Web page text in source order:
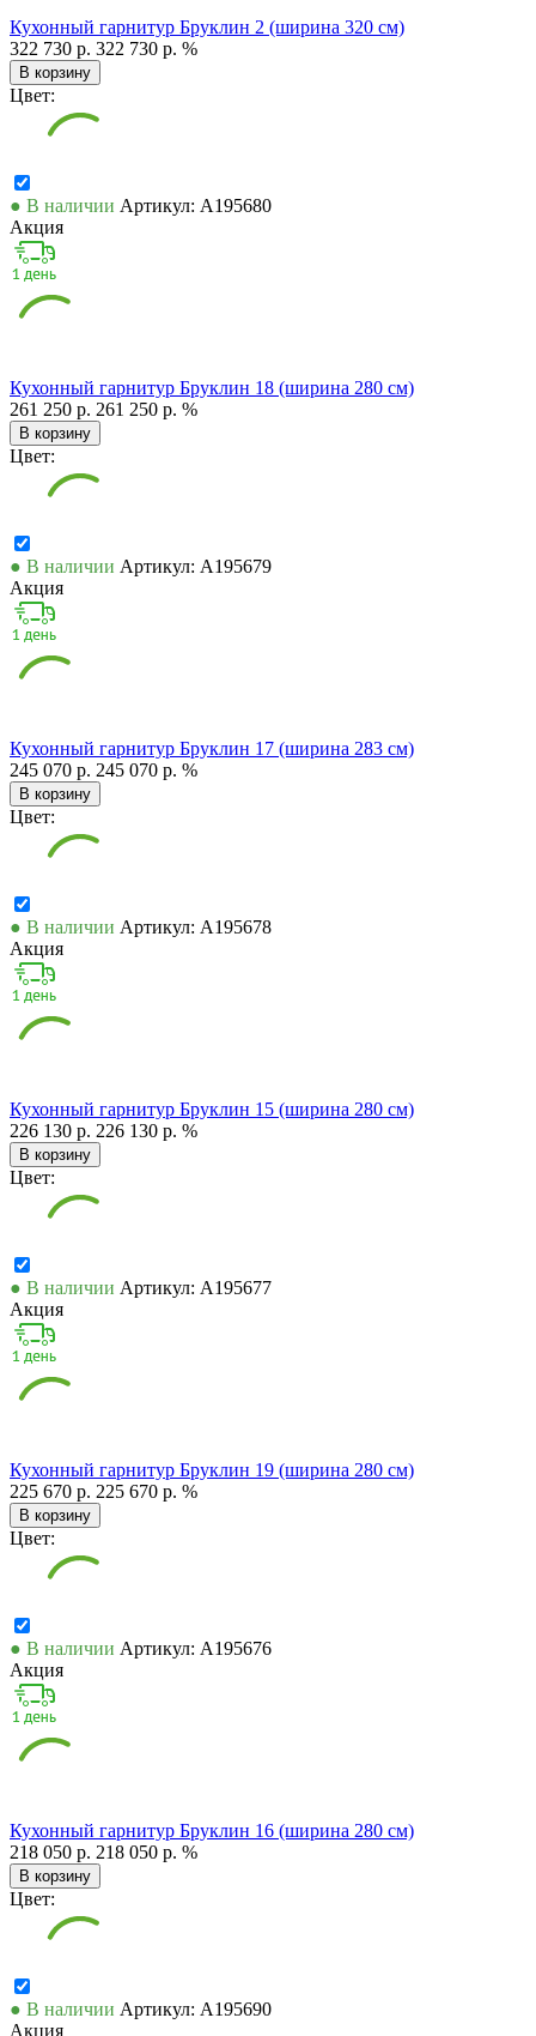
Кухонный гарнитур Бруклин 2 (ширина 320 см)
322 730 р. 322 730 р. %
В корзину
Цвет:
● В наличии Артикул: А195680
Акция
Кухонный гарнитур Бруклин 18 (ширина 280 см)
261 250 р. 261 250 р. %
В корзину
Цвет:
● В наличии Артикул: А195679
Акция
Кухонный гарнитур Бруклин 17 (ширина 283 см)
245 070 р. 245 070 р. %
В корзину
Цвет:
● В наличии Артикул: А195678
Акция
Кухонный гарнитур Бруклин 15 (ширина 280 см)
226 130 р. 226 130 р. %
В корзину
Цвет:
● В наличии Артикул: А195677
Акция
Кухонный гарнитур Бруклин 19 (ширина 280 см)
225 670 р. 225 670 р. %
В корзину
Цвет:
● В наличии Артикул: А195676
Акция
Кухонный гарнитур Бруклин 16 (ширина 280 см)
218 050 р. 218 050 р. %
В корзину
Цвет:
● В наличии Артикул: А195690
Акция